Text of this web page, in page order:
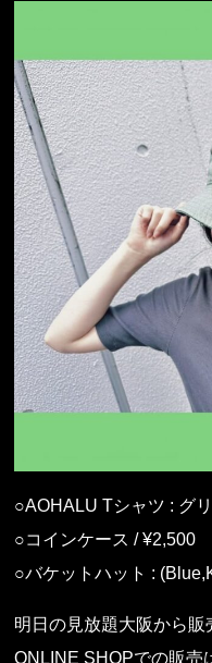
○AOHALU Tシャツ : グ
○コインケース / ¥2,500
○バケットハット :
明日の見放題大阪から販
ONLINE SHOPでの販売